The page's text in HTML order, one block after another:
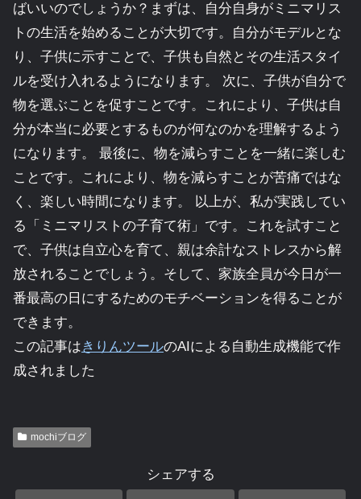
ばいいのでしょうか？まずは、自分自身がミニマリス
トの生活を始めることが大切です。自分がモデルとな
り、子供に示すことで、子供も自然とその生活スタイ
ルを受け入れるようになります。 次に、子供が自分で
物を選ぶことを促すことです。これにより、子供は自
分が本当に必要とするものが何なのかを理解するよう
になります。 最後に、物を減らすことを一緒に楽しむ
ことです。これにより、物を減らすことが苦痛ではな
く、楽しい時間になります。 以上が、私が実践してい
る「ミニマリストの子育て術」です。これを試すこと
で、子供は自立心を育て、親は余計なストレスから解
放されることでしょう。そして、家族全員が今日が一
番最高の日にするためのモチベーションを得ることが
できます。
この記事はきりんツールのAIによる自動生成機能で作
成されました
mochiブログ
シェアする